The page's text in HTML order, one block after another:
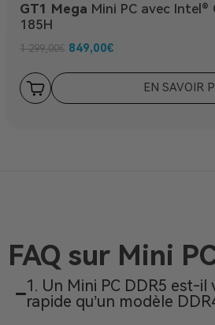
GT1 Mega Mini PC avec
185H
1 299,00€ 849,00€
EN SAVOIR
FAQ sur Mini
1. Un Mini PC DDR5 est-
rapide qu’un modèle